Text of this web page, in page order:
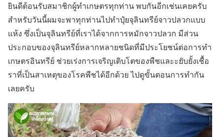
ยินดีต้อนรับสมาชิกผู้ทำเกษตรทุกท่าน พบกันอีกเช่นเคยครับ
สำหรับวันนี้ผมจะพาทุกท่านไปทำปุ๋ยจุลินทรีย์จาวปลวกแบบ
แห้ง ซึ่งเป็นจุลินทรีย์ที่เราได้จากการหมักจาวปลวก มีส่วน
ประกอบของจุลินทรีย์หลากหลายชนิดที่มีประโยชน์ต่อการทำ
เกษตรอินทรีย์ ช่วยเร่งการเจริญเติบโตของพืชและะยับยั้งเชื้อ
ราที่เป็นสาเหตุของโรคพืชได้อีกด้วย ไปดูขั้นตอนการทำกัน
เลยครับ